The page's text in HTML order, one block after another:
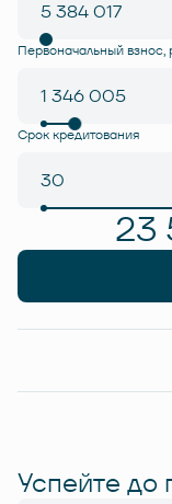
Первоначальный взнос,
Срок кредитования
23
Успейте до